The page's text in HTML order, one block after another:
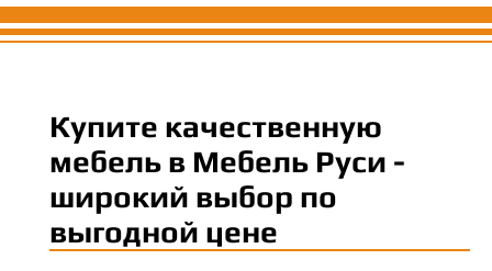
Купите качественную
мебель в Мебель Руси -
широкий выбор по
выгодной цене